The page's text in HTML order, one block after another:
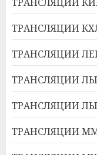
ТРАНСЛЯЦИИ
ТРАНСЛЯЦИИ
ТРАНСЛЯЦИИ
ТРАНСЛЯЦИИ
ТРАНСЛЯЦИИ